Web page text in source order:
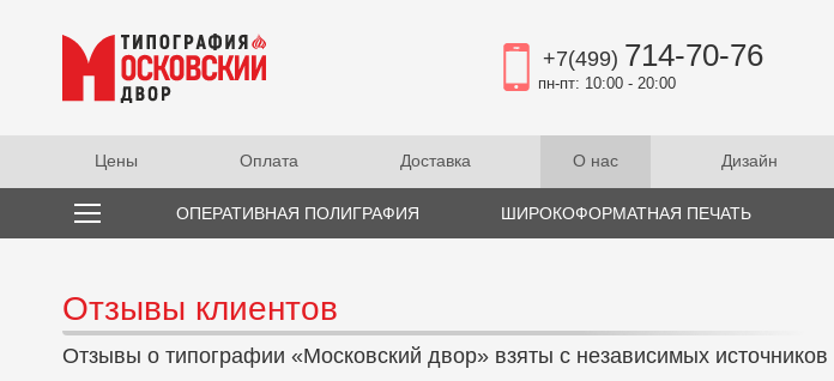
+7(499) 714-70-76
пн-пт: 10:00 - 20:00
Цены Оплата Доставка О нас Дизайн
ОПЕРАТИВНАЯ ПОЛИГРАФИЯ ШИРОКОФОРМАТНАЯ ПЕЧАТЬ
Отзывы клиентов
Отзывы о типографии «Московский двор» взяты с независимых источников